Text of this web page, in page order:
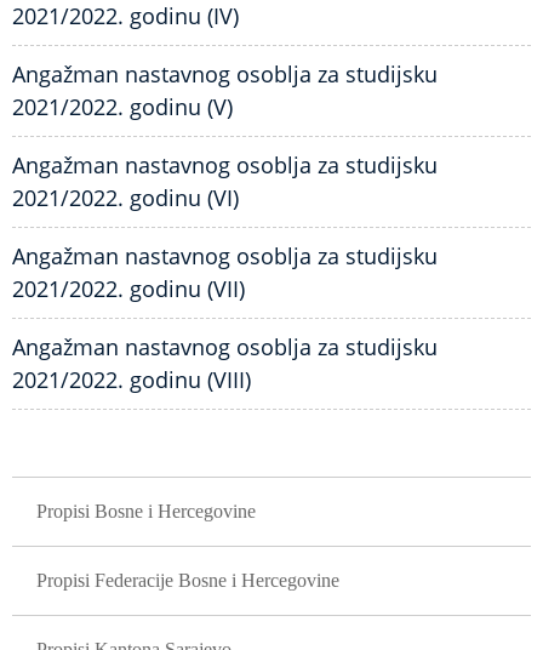
2021/2022. godinu (IV)
Angažman nastavnog osoblja za studijsku
2021/2022. godinu (V)
Angažman nastavnog osoblja za studijsku
2021/2022. godinu (VI)
Angažman nastavnog osoblja za studijsku
2021/2022. godinu (VII)
Angažman nastavnog osoblja za studijsku
2021/2022. godinu (VIII)
Propisi Bosne i Hercegovine
Propisi Federacije Bosne i Hercegovine